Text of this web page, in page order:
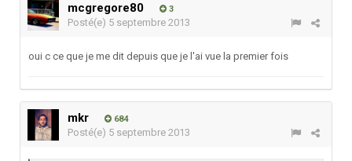
mcgregore80 3
Posté(e) 5 septembre 2013
oui c ce que je me dit depuis que je l'ai vue la premier fois
mkr 684
Posté(e) 5 septembre 2013